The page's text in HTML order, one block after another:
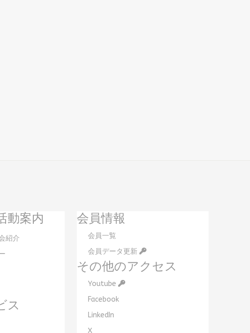
動案内
紹介
ス
会員情報
会員一覧
会員データ更新
その他のアクセス
Youtube
Facebook
LinkedIn
X